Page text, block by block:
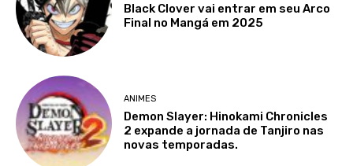
Black Clover vai entrar em seu Arco
Final no Mangá em 2025
ANIMES
Demon Slayer: Hinokami Chronicles
2 expande a jornada de Tanjiro nas
novas temporadas.